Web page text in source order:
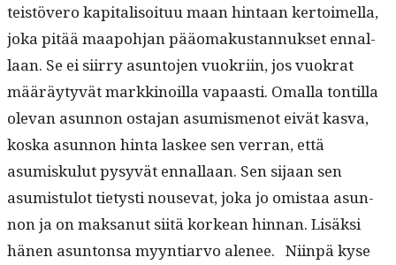
teistövero kap­i­tal­isoituu maan hin­taan ker­toimel­la,
joka pitää maapo­h­jan pääo­makus­tan­nuk­set ennal­
laan. Se ei siir­ry asun­to­jen vuokri­in, jos vuokrat
määräy­tyvät markki­noil­la vapaasti. Oma­l­la ton­til­la
ole­van asun­non osta­jan asum­is­menot eivät kas­va,
kos­ka asun­non hin­ta las­kee sen ver­ran, että
asumisku­lut pysyvät ennal­laan. Sen sijaan sen
asum­is­tu­lot tietysti nou­se­vat, joka jo omis­taa asun­
non ja on mak­sanut siitä korkean hin­nan. Lisäk­si
hänen asun­ton­sa myyn­tiar­vo ale­nee. Niin­pä kyse